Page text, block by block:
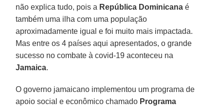
não explica tudo, pois a República Dominicana é
também uma ilha com uma população
aproximadamente igual e foi muito mais impactada.
Mas entre os 4 países aqui apresentados, o grande
sucesso no combate à covid-19 aconteceu na
Jamaica.
O governo jamaicano implementou um programa de
apoio social e econômico chamado Programa